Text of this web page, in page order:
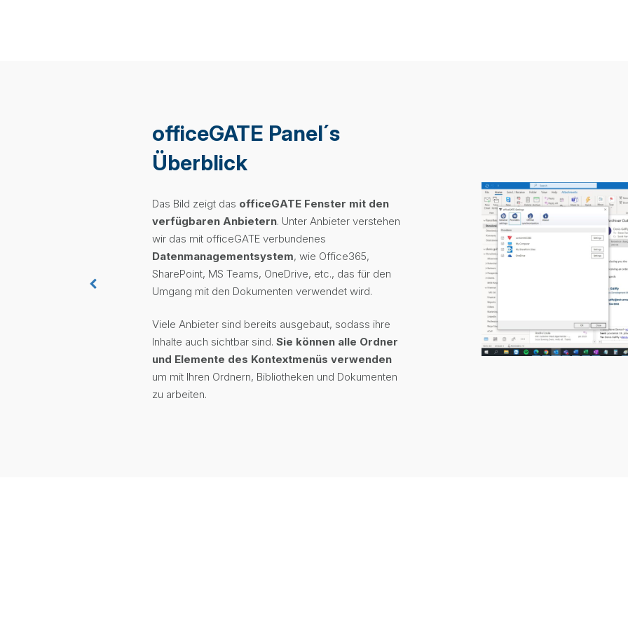
officeGATE Panel´s
Überblick
Das Bild zeigt das officeGATE Fenster mit den
verfügbaren Anbietern. Unter Anbieter verstehen
wir das mit officeGATE verbundenes
Datenmanagementsystem, wie Office365,
SharePoint, MS Teams, OneDrive, etc., das für den
Umgang mit den Dokumenten verwendet wird.
Viele Anbieter sind bereits ausgebaut, sodass ihre
Inhalte auch sichtbar sind. Sie können alle Ordner
und Elemente des Kontextmenüs verwenden
um mit Ihren Ordnern, Bibliotheken und Dokumenten
zu arbeiten.